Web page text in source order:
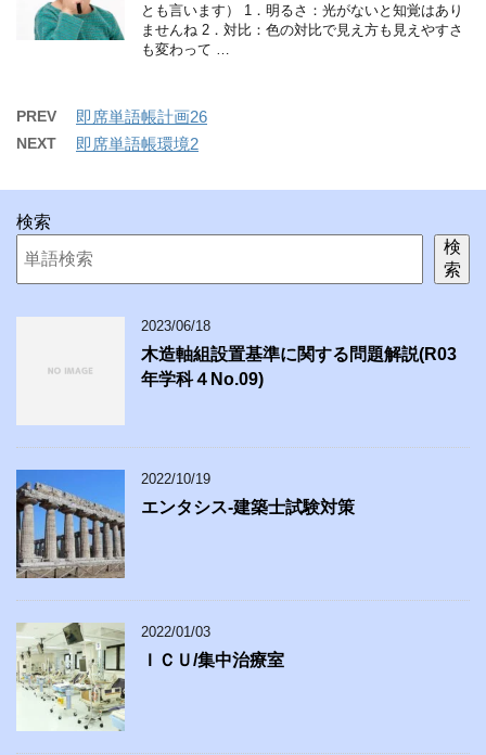
とも言います） 1．明るさ：光がないと知覚はあり
ませんね 2．対比：色の対比で見え方も見えやすさ
も変わって …
PREV 即席単語帳計画26
NEXT 即席単語帳環境2
検索
検
索
2023/06/18
木造軸組設置基準に関する問題解説(R03
年学科４No.09)
2022/10/19
エンタシス-建築士試験対策
2022/01/03
ＩＣＵ/集中治療室